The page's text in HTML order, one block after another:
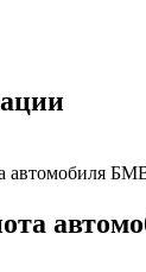
автомобиля